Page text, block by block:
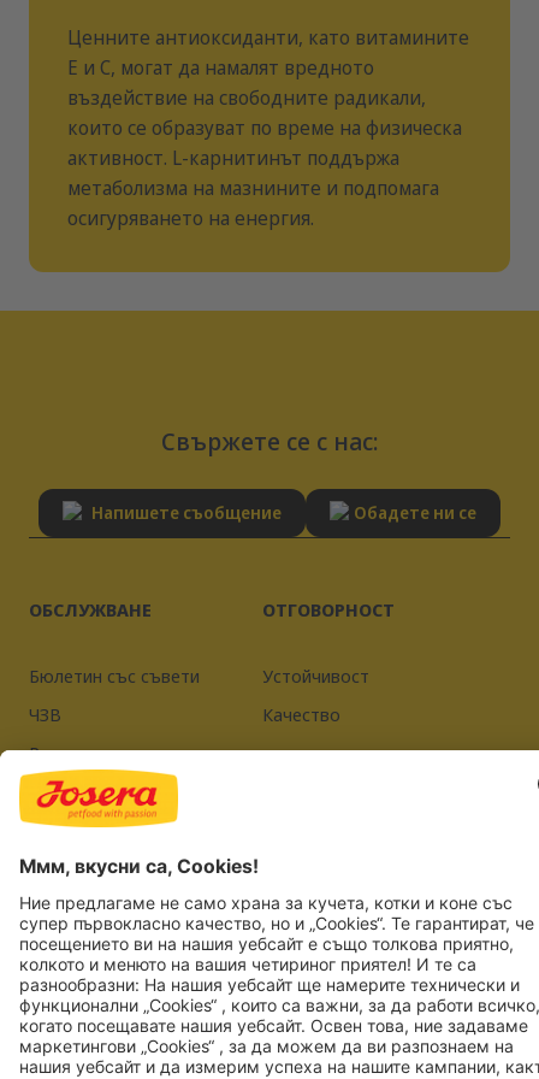
Ценните антиоксиданти, като витамините
Е и С, могат да намалят вредното
въздействие на свободните радикали,
които се образуват по време на физическа
активност. L-карнитинът поддържа
метаболизма на мазнините и подпомага
осигуряването на енергия.
Свържете се с нас:
Напишете съобщение Обадете ни се
ОБСЛУЖВАНЕ
Бюлетин със съвети
ЧЗВ
Регистрация на доставчик
Отпечатък
Политика за поверителност
ОТГОВОРНОСТ
Устойчивост
Качество
JOSERA PETFOOD GMBH
Industriegebiet Sud
DE-63924 Kleinheubach